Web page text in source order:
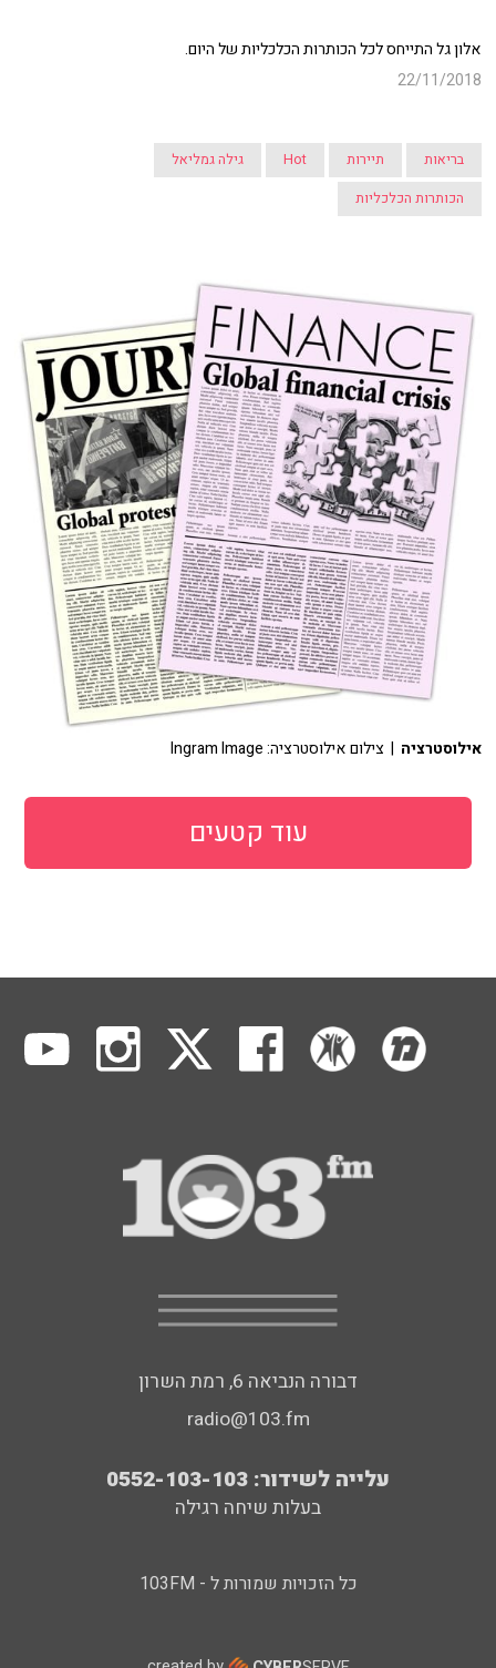
אלון גל התייחס לכל הכותרות הכלכליות של היום.
22/11/2018
בריאות תיירות Hot
גילה גמליאל
הכותרות הכלכליות
אילוסטרציה | צילום אילוסטרציה: Ingram Image
עוד קטעים
דבורה הנביאה 6, רמת השרון
radio@103.fm
עלייה לשידור: 0552-103-103
בעלות שיחה רגילה
כל הזכויות שמורות ל - 103FM